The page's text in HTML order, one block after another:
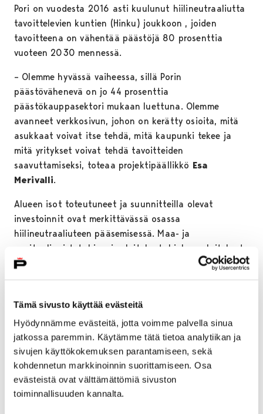
Tämä sivusto käyttää evästeitä
Hyödynnämme evästeitä, jotta voimme palvella sinua
jatkossa paremmin. Käytämme tätä tietoa analytiikan ja
sivujen käyttökokemuksen parantamiseen, sekä
kohdennetun markkinoinnin suorittamiseen. Osa
evästeistä ovat välttämättömiä sivuston
toiminnallisuuden kannalta.
Pori on vuodesta 2016 asti kuulunut hiilineutraaliutta
tavoittelevien kuntien (Hinku) joukkoon , joiden
tavoitteena on vähentää päästöjä 80 prosenttia
vuoteen 2030 mennessä.
– Olemme hyvässä vaiheessa, sillä Porin
päästövähenevä on jo 44 prosenttia
päästökauppasektori mukaan luettuna. Olemme
avanneet verkkosivun, johon on kerätty osioita, mitä
asukkaat voivat itse tehdä, mitä kaupunki tekee ja
mitä yritykset voivat tehdä tavoitteiden
saavuttamiseksi, toteaa projektipäällikkö Esa
Merivalli.
Alueen isot toteutuneet ja suunnitteilla olevat
investoinnit ovat merkittävässä osassa
hiilineutraaliuteen pääsemisessä. Maa- ja
merituulipuistot, biovoimalaitokset, biokaasulaitokset
ja aurinkovoiman investoinnit ovat vähentämässä
Porin Co2 päästöjä merkittävästi.
Yhtenä esimerkkinä on juuri valmistunut Pori Energian
Aittaluodon 60 miljoonan investointi uusiutuvaan
energiaan. Porilaisista yli puolet asuu
kaukolämmitetyissä taloissa ja Aittaluodon uusi
biokattilalaitos laskee hiilidioksidipäästöjä tuhansia
tonneja vuodessa. Samalla investointi on antanut
merkittävästi töitä alueen yrityksille.